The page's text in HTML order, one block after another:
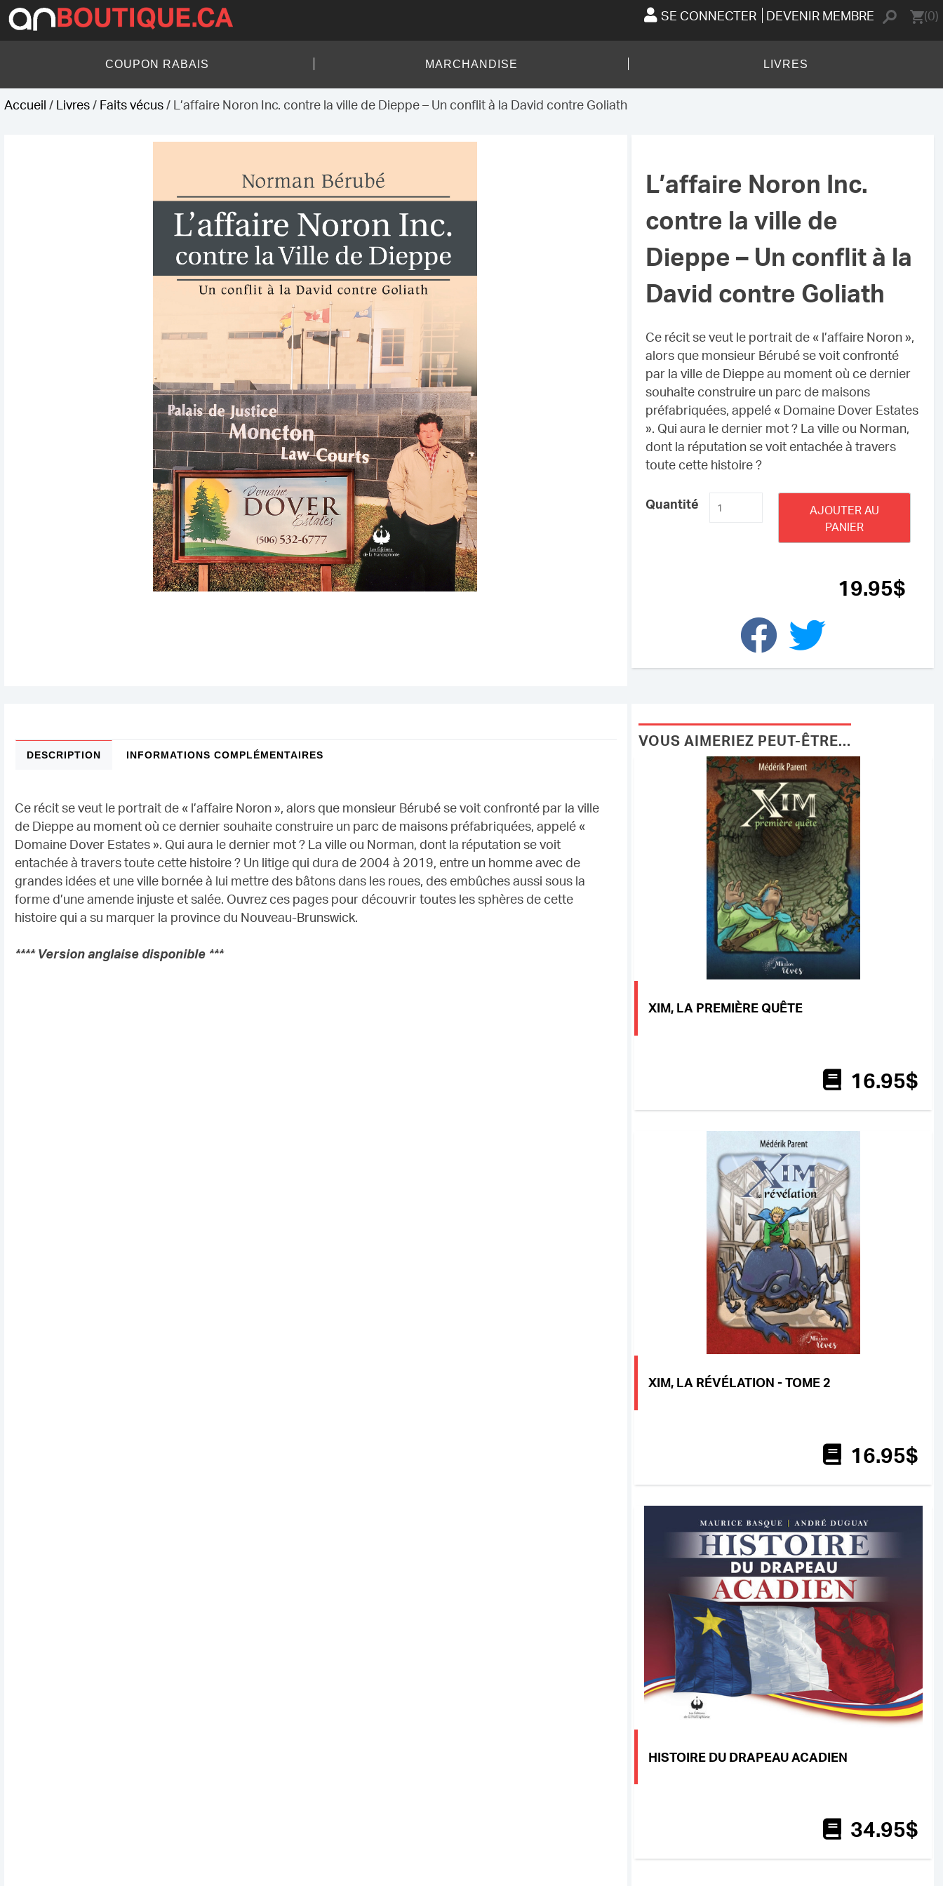
Skip
to
content
SE CONNECTER DEVENIR MEMBRE (0)
COUPON RABAIS MARCHANDISE LIVRES
Accueil / Livres/ Faits vécus/ L’affaire Noron Inc. contre la ville de Dieppe – Un conflit à la David contre Goliath
L’affaire Noron Inc.
contre la ville de
Dieppe – Un conflit à la
David contre Goliath
Ce récit se veut le portrait de « l’affaire Noron »,
alors que monsieur Bérubé se voit confronté
par la ville de Dieppe au moment où ce dernier
souhaite construire un parc de maisons
préfabriquées, appelé « Domaine Dover Estates
». Qui aura le dernier mot ? La ville ou Norman,
dont la réputation se voit entachée à travers
toute cette histoire ?
Quantité
quantité
Dieppe
conflit
à
la
David
contre
Goliath
AJOUTER AU
PANIER
19.95$
DESCRIPTION INFORMATIONS COMPLÉMENTAIRES
Ce récit se veut le portrait de « l’affaire Noron », alors que monsieur Bérubé se voit confronté par la ville
de Dieppe au moment où ce dernier souhaite construire un parc de maisons préfabriquées, appelé «
Domaine Dover Estates ». Qui aura le dernier mot ? La ville ou Norman, dont la réputation se voit
entachée à travers toute cette histoire ? Un litige qui dura de 2004 à 2019, entre un homme avec de
grandes idées et une ville bornée à lui mettre des bâtons dans les roues, des embûches aussi sous la
forme d’une amende injuste et salée. Ouvrez ces pages pour découvrir toutes les sphères de cette
histoire qui a su marquer la province du Nouveau-Brunswick.
**** Version anglaise disponible ***
VOUS AIMERIEZ PEUT-ÊTRE...
XIM, LA PREMIÈRE QUÊTE
16.95$
XIM, LA RÉVÉLATION - TOME 2
16.95$
HISTOIRE DU DRAPEAU ACADIEN
34.95$